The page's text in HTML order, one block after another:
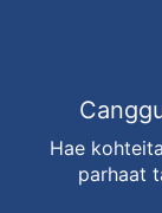
Hae
parhaat